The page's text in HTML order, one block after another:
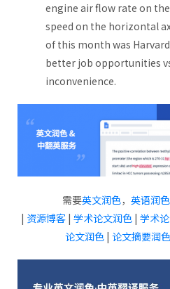
engine air flow rate on
speed on the horizontal
of this month was Harvard
better job opportunities
inconvenience.
需要英文润色， 英语润色
| 资源博客 | 学术论文润色 | 学术
论文润色| 论文摘要润色